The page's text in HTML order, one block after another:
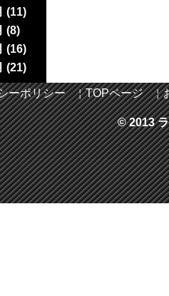
(11)
(8)
(16)
(21)
ーポリシー￤TOPページ￤
© 2013